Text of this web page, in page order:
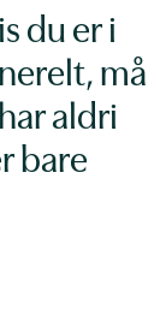
du er i
må
aldri
bare